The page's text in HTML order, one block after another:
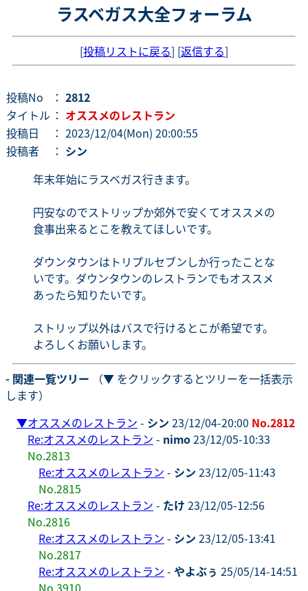
ラスベガス大全フォーラム
[投稿リストに戻る] [返信する]
投稿No ： 2812
タイトル ： オススメのレストラン
投稿日
： 2023/12/04(Mon) 20:00:55
投稿者
： シン
年末年始にラスベガス行きます。
円安なのでストリップか郊外で安くてオススメの
食事出来るとこを教えてほしいです。
ダウンタウンはトリプルセブンしか行ったことな
いです。ダウンタウンのレストランでもオススメ
あったら知りたいです。
ストリップ以外はバスで行けるとこが希望です。
よろしくお願いします。
- 関連一覧ツリー （▼ をクリックするとツリーを一括表示
します）
▼オススメのレストラン - シン 23/12/04-20:00 No.2812
Re:オススメのレストラン - nimo23/12/05-10:33
No.2813
Re:オススメのレストラン - シン 23/12/05-11:43
No.2815
Re:オススメのレストラン - たけ 23/12/05-12:56
No.2816
Re:オススメのレストラン - シン 23/12/05-13:41
No.2817
Re:オススメのレストラン - やよぶぅ 25/05/14-14:51
No.3910